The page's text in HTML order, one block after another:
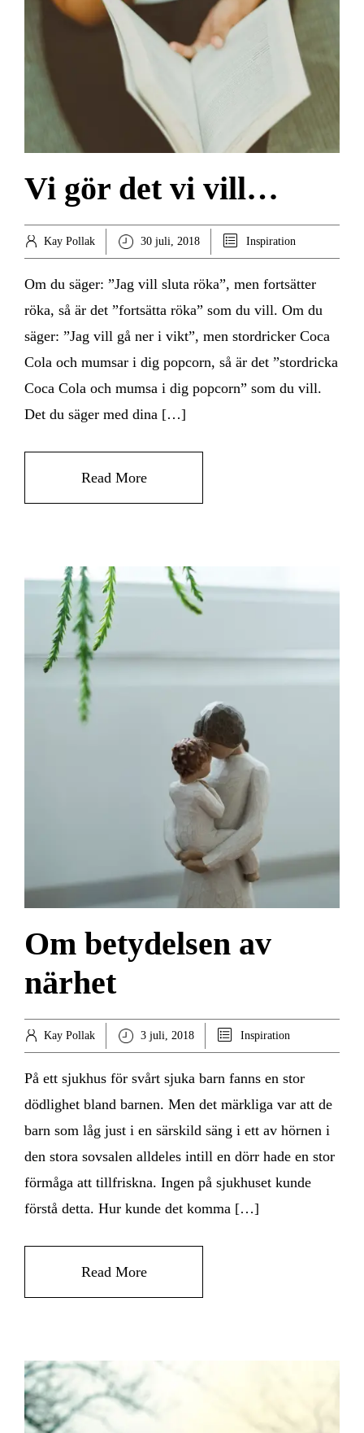
Vi gör det vi vill…
Kay Pollak 30 juli, 2018 Inspiration
Om du säger: ”Jag vill sluta röka”, men fortsätter
röka, så är det ”fortsätta röka” som du vill. Om du
säger: ”Jag vill gå ner i vikt”, men stordricker Coca
Cola och mumsar i dig popcorn, så är det ”stordricka
Coca Cola och mumsa i dig popcorn” som du vill.
Det du säger med dina […]
Read More
Om betydelsen av
närhet
Kay Pollak 3 juli, 2018 Inspiration
På ett sjukhus för svårt sjuka barn fanns en stor
dödlighet bland barnen. Men det märkliga var att de
barn som låg just i en särskild säng i ett av hörnen i
den stora sovsalen alldeles intill en dörr hade en stor
förmåga att tillfriskna. Ingen på sjukhuset kunde
förstå detta. Hur kunde det komma […]
Read More